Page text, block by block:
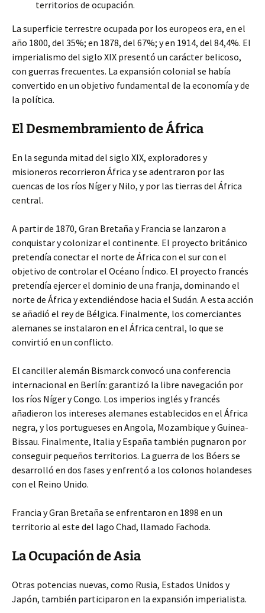
territorios de ocupación.
La superficie terrestre ocupada por los europeos era, en el
año 1800, del 35%; en 1878, del 67%; y en 1914, del 84,4%. El
imperialismo del siglo XIX presentó un carácter belicoso,
con guerras frecuentes. La expansión colonial se había
convertido en un objetivo fundamental de la economía y de
la política.
El Desmembramiento de África
En la segunda mitad del siglo XIX, exploradores y
misioneros recorrieron África y se adentraron por las
cuencas de los ríos Níger y Nilo, y por las tierras del África
central.
A partir de 1870, Gran Bretaña y Francia se lanzaron a
conquistar y colonizar el continente. El proyecto británico
pretendía conectar el norte de África con el sur con el
objetivo de controlar el Océano Índico. El proyecto francés
pretendía ejercer el dominio de una franja, dominando el
norte de África y extendiéndose hacia el Sudán. A esta acción
se añadió el rey de Bélgica. Finalmente, los comerciantes
alemanes se instalaron en el África central, lo que se
convirtió en un conflicto.
El canciller alemán Bismarck convocó una conferencia
internacional en Berlín: garantizó la libre navegación por
los ríos Níger y Congo. Los imperios inglés y francés
añadieron los intereses alemanes establecidos en el África
negra, y los portugueses en Angola, Mozambique y Guinea-
Bissau. Finalmente, Italia y España también pugnaron por
conseguir pequeños territorios. La guerra de los Bóers se
desarrolló en dos fases y enfrentó a los colonos holandeses
con el Reino Unido.
Francia y Gran Bretaña se enfrentaron en 1898 en un
territorio al este del lago Chad, llamado Fachoda.
La Ocupación de Asia
Otras potencias nuevas, como Rusia, Estados Unidos y
Japón, también participaron en la expansión imperialista.